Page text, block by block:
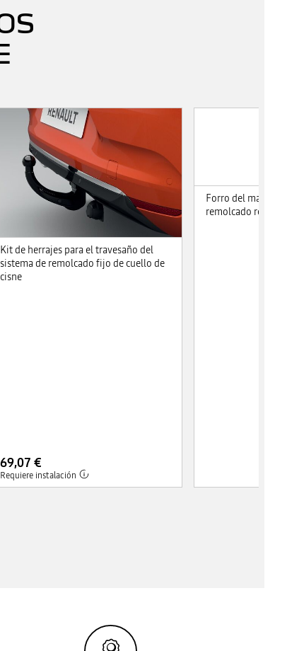
Kit de herrajes para el travesaño del
sistema de remolcado fijo de cuello de
cisne
69,07 €
Requiere instalación
Forro del
remolcado retráctil